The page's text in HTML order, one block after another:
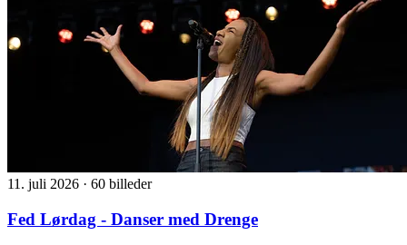
11. juli 2026 · 60 billeder
Fed Lørdag - Danser med Drenge